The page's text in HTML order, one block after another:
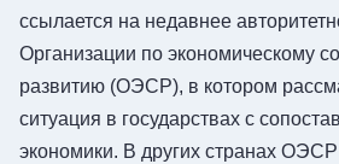
ссылается на недавнее
Организации по экономическому
развитию (ОЭСР), в котором
ситуация в государствах с
экономики. В других странах